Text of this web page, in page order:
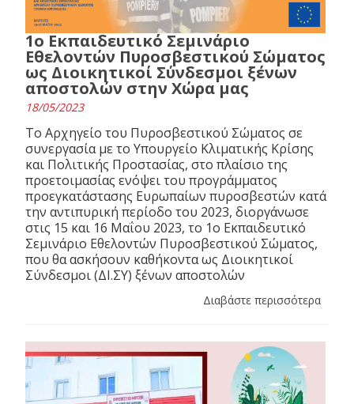
1ο Εκπαιδευτικό Σεμινάριο
Εθελοντών Πυροσβεστικού Σώματος
ως Διοικητικοί Σύνδεσμοι ξένων
αποστολών στην Χώρα μας
18/05/2023
Το Αρχηγείο του Πυροσβεστικού Σώματος σε
συνεργασία με το Υπουργείο Κλιματικής Κρίσης
και Πολιτικής Προστασίας, στο πλαίσιο της
προετοιμασίας ενόψει του προγράμματος
προεγκατάστασης Ευρωπαίων πυροσβεστών κατά
την αντιπυρική περίοδο του 2023, διοργάνωσε
στις 15 και 16 Μαΐου 2023, το 1ο Εκπαιδευτικό
Σεμινάριο Εθελοντών Πυροσβεστικού Σώματος,
που θα ασκήσουν καθήκοντα ως Διοικητικοί
Σύνδεσμοι (ΔΙ.ΣΥ) ξένων αποστολών
Διαβάστε περισσότερα